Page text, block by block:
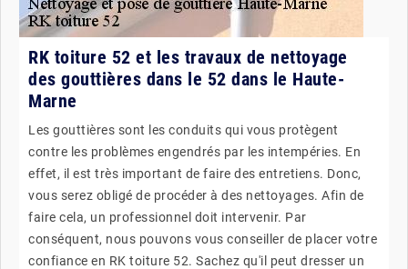
RK toiture 52 et les travaux de nettoyage
des gouttières dans le 52 dans le Haute-
Marne
Les gouttières sont les conduits qui vous protègent
contre les problèmes engendrés par les intempéries. En
effet, il est très important de faire des entretiens. Donc,
vous serez obligé de procéder à des nettoyages. Afin de
faire cela, un professionnel doit intervenir. Par
conséquent, nous pouvons vous conseiller de placer votre
confiance en RK toiture 52. Sachez qu'il peut dresser un